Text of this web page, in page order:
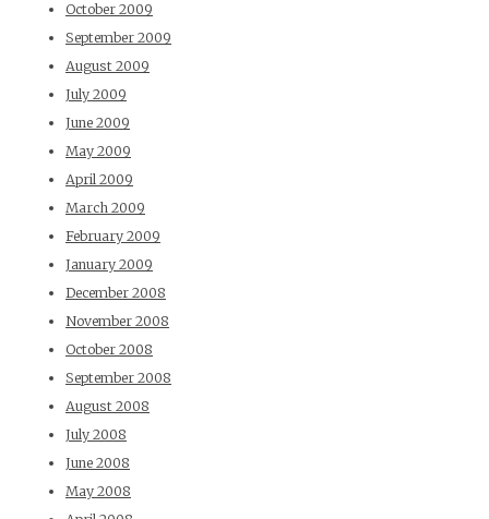
October 2009
September 2009
August 2009
July 2009
June 2009
May 2009
April 2009
March 2009
February 2009
January 2009
December 2008
November 2008
October 2008
September 2008
August 2008
July 2008
June 2008
May 2008